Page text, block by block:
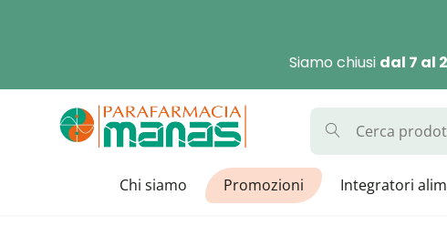
Siamo chiusi dal 7 al
Parafarmacia
La Parafarmacia con
Chi siamo Promozioni Integratori